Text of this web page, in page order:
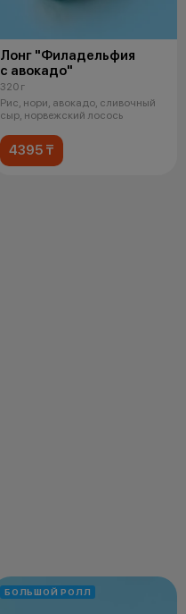
Лонг "Филадельфия
с авокадо"
320 г
Рис, нори, авокадо, сливочный
сыр, норвежский лосось
4395 ₸
БОЛЬШОЙ РОЛЛ